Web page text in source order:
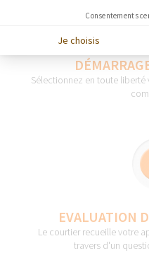
Sélectionnez en toute liberté
EVALUATION
Le courtier recueille votre
travers d'un
Consentements
Je choisis